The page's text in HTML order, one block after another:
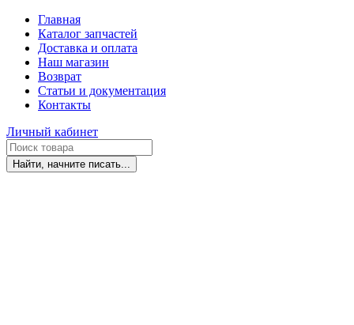
Главная
Каталог запчастей
Доставка и оплата
Наш магазин
Возврат
Статьи и документация
Контакты
Личный кабинет
Найти, начните писать...